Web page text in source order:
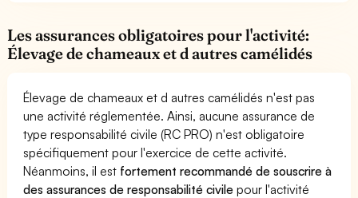
Les assurances obligatoires pour l'activité:
Élevage de chameaux et d autres camélidés
Élevage de chameaux et d autres camélidés n'est pas
une activité réglementée. Ainsi, aucune assurance de
type responsabilité civile (RC PRO) n'est obligatoire
spécifiquement pour l'exercice de cette activité.
Néanmoins, il est fortement recommandé de souscrire à
des assurances de responsabilité civile pour l'activité